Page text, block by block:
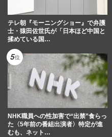
テレ朝『モーニングショー』で弁護
士・猿田佐世氏が「日本ほど中国と
揉めている国…
NHK職員への性加害で“出禁”食らっ
た〈5年前の番組出演者〉特定が進
むも、ネット…